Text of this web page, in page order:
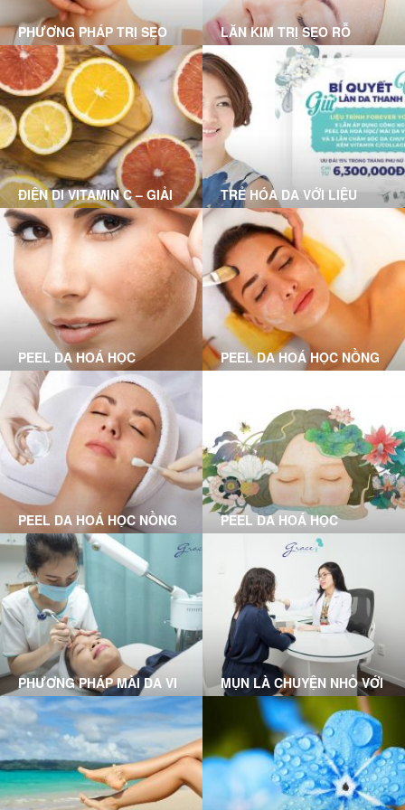
PHƯƠNG PHÁP TRỊ SẸO
RỖ MỤN NÀO PHÙ HỢP
VỚI BẠN?
LĂN KIM TRỊ SẸO RỖ
ĐIỆN DI VITAMIN C – GIẢI
PHÁP CHO LÀN DA HƯ
TỔN
TRẺ HÓA DA VỚI LIỆU
TRÌNH FOREVER YOUNG
PEEL DA HOÁ HỌC
CHUYÊN SÂU LÀ GÌ?
PEEL DA HOÁ HỌC NỒNG
ĐỘ VỪA LÀ GÌ?
PEEL DA HOÁ HỌC NỒNG
ĐỘ NHẸ LÀ GÌ?
PEEL DA HOÁ HỌC
PHƯƠNG PHÁP MÀI DA VI
ĐIỂM
MICRODERMABRASION
TẠI GRACE SKINCARE
CLINIC
MỤN LÀ CHUYỆN NHỎ VỚI
LIỆU TRÌNH CLEAR SKIN
TẠI GRACE SKINCARE
CLINIC